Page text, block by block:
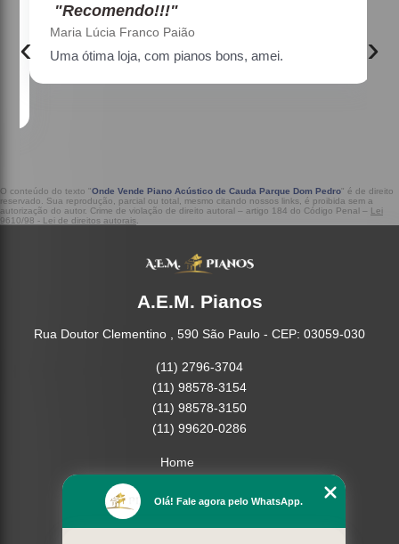
"Recomendo!!!"
Maria Lúcia Franco Paião
Uma ótima loja, com pianos bons, amei.
‹ ›
O conteúdo do texto "Onde Vende Piano Acústico de Cauda Parque Dom Pedro" é de direito
reservado. Sua reprodução, parcial ou total, mesmo citando nossos links, é proibida sem a
autorização do autor. Crime de violação de direito autoral – artigo 184 do Código Penal – Lei
9610/98 - Lei de direitos autorais
A.E.M. Pianos
Rua Doutor Clementino , 590 São Paulo - CEP: 03059-030
(11) 2796-3704
(11) 98578-3154
(11) 98578-3150
(11) 99620-0286
Home
Missão
Olá! Fale agora pelo WhatsApp.